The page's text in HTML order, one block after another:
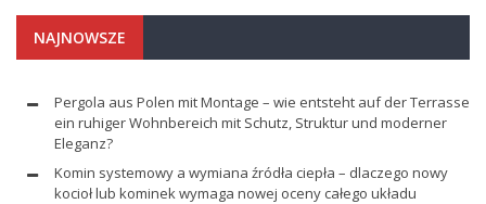
NAJNOWSZE
Pergola aus Polen mit Montage – wie entsteht auf der Terrasse
ein ruhiger Wohnbereich mit Schutz, Struktur und moderner
Eleganz?
Komin systemowy a wymiana źródła ciepła – dlaczego nowy
kocioł lub kominek wymaga nowej oceny całego układu